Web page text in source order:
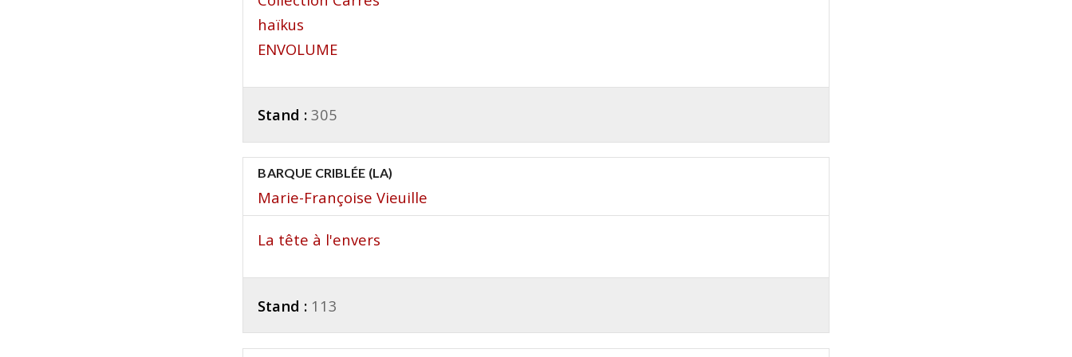
haïkus
ENVOLUME
Stand : 305
BARQUE CRIBLÉE (LA)
Marie-Françoise Vieuille
La tête à l'envers
Stand : 113